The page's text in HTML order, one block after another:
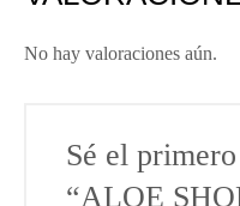
No hay valoraciones aún.
Sé el
“ALOE